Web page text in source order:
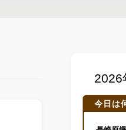
今日は